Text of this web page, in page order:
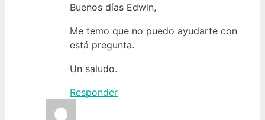
Buenos días Edwin,
Me temo que no puedo ayudarte con
está pregunta.
Un saludo.
Responder